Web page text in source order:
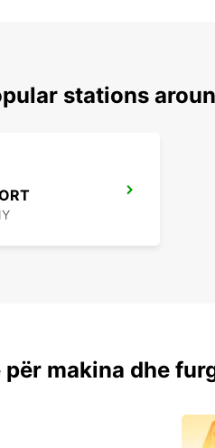
stations
makina dhe